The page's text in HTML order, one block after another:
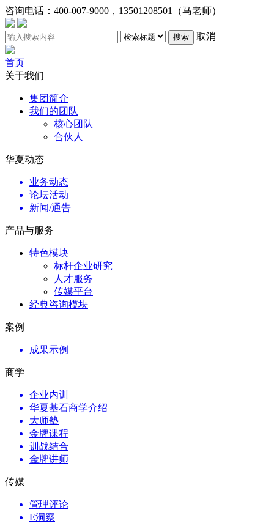
咨询电话： 400-007-9000，13501208501（马老师）
搜索 取消
首页
关于我们
集团简介
我们的团队
核心团队
合伙人
华夏动态
业务动态
论坛活动
新闻/通告
产品与服务
特色模块
标杆企业研究
人才服务
传媒平台
经典咨询模块
案例
成果示例
商学
企业内训
华夏基石商学介绍
大师塾
金牌课程
训战结合
金牌讲师
传媒
管理评论
E洞察